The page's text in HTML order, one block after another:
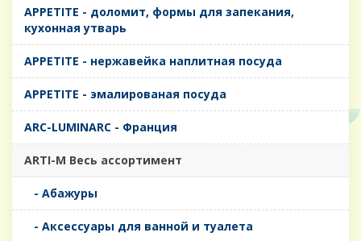
APPETITE - доломит, формы для запекания,
кухонная утварь
APPETITE - нержавейка наплитная посуда
APPETITE - эмалированая посуда
ARC-LUMINARC - Франция
ARTI-M Весь ассортимент
- Абажуры
- Аксессуары для ванной и туалета